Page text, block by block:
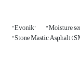
"Evonik" "Moisture
"Stone Mastic Asphalt